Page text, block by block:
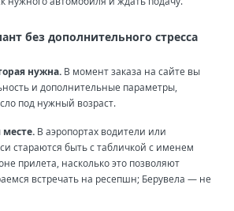
без дополнительного стресса
нужна. В момент заказа на сайте вы
и дополнительные параметры,
под нужный возраст.
В аэропортах водители или
стараются быть с табличкой с именем
прилета, насколько это позволяют
встречать на ресепшн; Берувела — не